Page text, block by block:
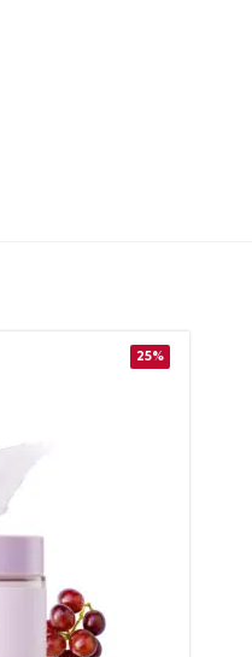
25%